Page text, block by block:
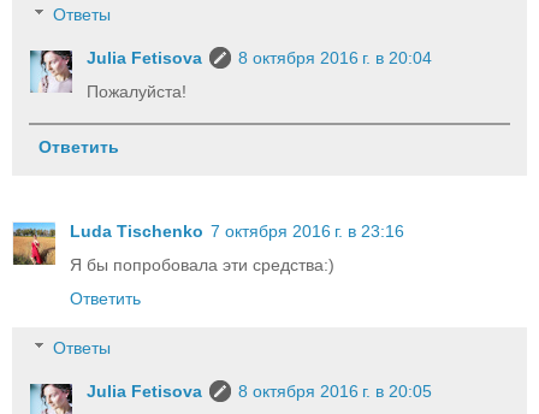
Ответы
Julia Fetisova
8 октября 2016 г. в 20:04
Пожалуйста!
Ответить
Luda Tischenko 7 октября 2016 г. в 23:16
Я бы попробовала эти средства:)
Ответить
Ответы
Julia Fetisova
8 октября 2016 г. в 20:05